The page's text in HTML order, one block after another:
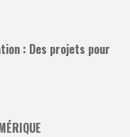
: Des projets pour